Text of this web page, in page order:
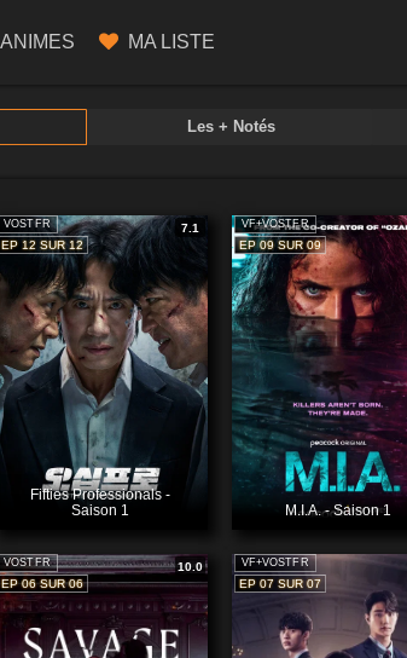
ANIMES MA LISTE
Les + Notés
VOSTFR
7.1
EP 12 SUR 12
Fifties Professionals -
Saison 1
VF+VOSTFR
EP 09 SUR 09
M.I.A. - Saison 1
VOSTFR
10.0
EP 06 SUR 06
VF+VOSTFR
EP 07 SUR 07